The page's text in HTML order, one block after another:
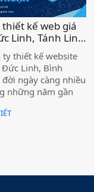
thiết kế web giá
Linh, Tánh Linh
ty thiết kế website
Linh, Bình
đời ngày càng nhiều
những năm gần
vụ thị trường
phát triển ở Hàm
các chức năng